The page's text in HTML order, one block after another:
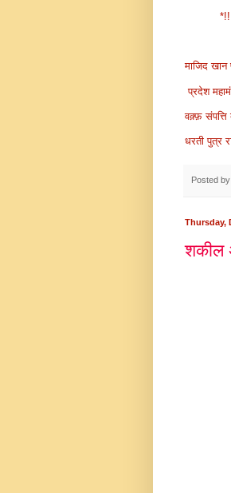
*!!
माजिद खान
प्रदेश
वक़्फ़
धरती पुत्र
Posted by
Thursday,
शकील